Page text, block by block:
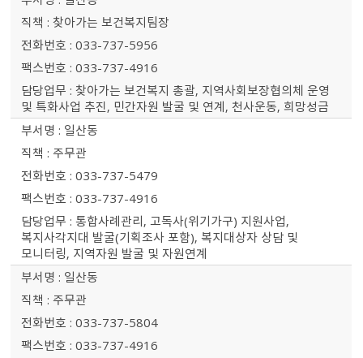
찾아가는 보건복지팀장
033-737-5956
033-737-4916
찾아가는 보건복지 총괄, 지역사회보장협의체 운영
및 특화사업 추진, 민간자원 발굴 및 연계, 천사운동, 희망성금
일산동
주무관
033-737-5479
033-737-4916
통합사례관리, 고독사(위기가구) 지원사업,
복지사각지대 발굴(기획조사 포함), 복지대상자 상담 및
모니터링, 지역자원 발굴 및 자원연계
일산동
주무관
033-737-5804
033-737-4916